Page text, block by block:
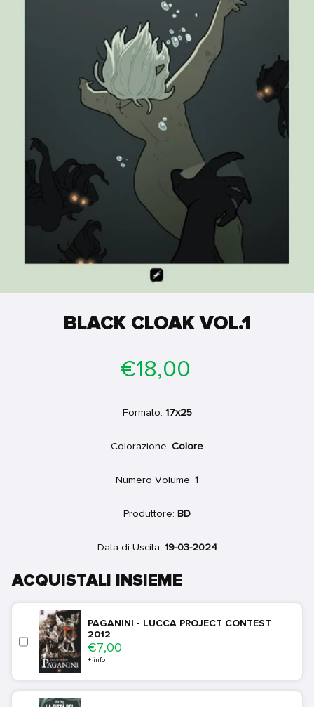
BLACK CLOAK VOL.1
di
€18,00
Formato: 17x25
Colorazione: Colore
Numero Volume: 1
Produttore: BD
Data di Uscita: 19-03-2024
ACQUISTALI INSIEME
PAGANINI - LUCCA PROJECT CONTEST
2012
Price
€7,00
+ info